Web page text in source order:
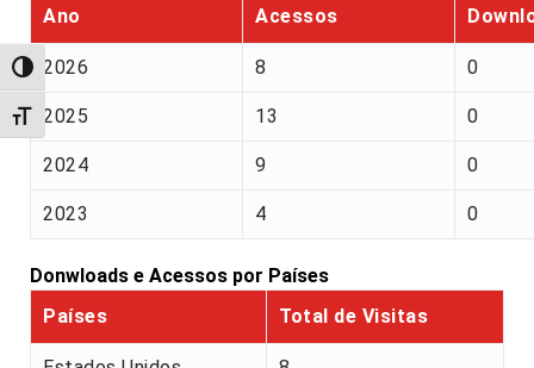
Alternar alto contraste
Alternar tamanho da fonte
Ano Acessos
2026 8 0
2025 13 0
2024 9 0
2023 4 0
Donwloads e Acessos por Países
Países
Total de Visitas